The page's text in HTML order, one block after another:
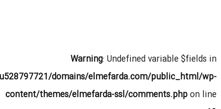
Warning: Undefined variable $fields in
domains/elmefarda.com/public_html/wp-
content/themes/elmefarda-ssl/comments.phpon line